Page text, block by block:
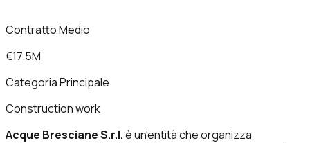
Contratto Medio
€17.5M
Categoria Principale
Construction work
Acque Bresciane S.r.l.è un'entità che organizza